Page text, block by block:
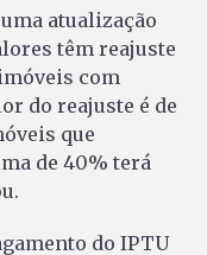
atualização
têm reajuste
com
do reajuste é de
que
de 40% terá
do IPTU